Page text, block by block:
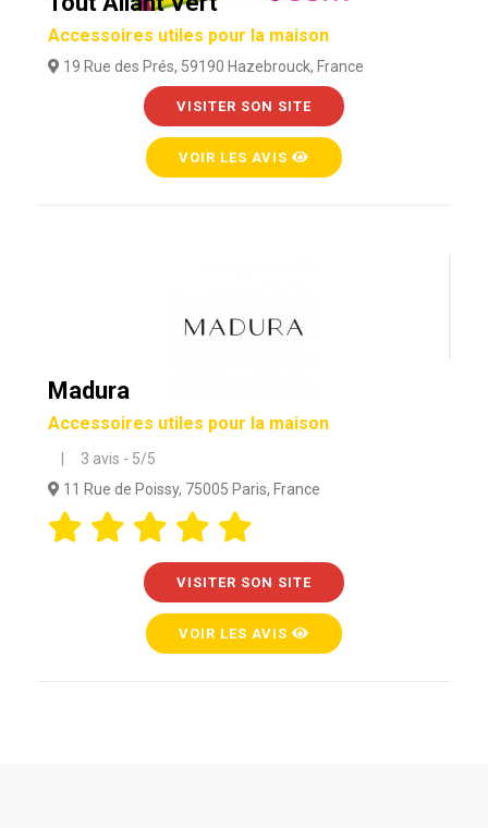
Accessoires utiles pour la maison
19 Rue des Prés, 59190 Hazebrouck, France
VISITER SON SITE
VOIR LES AVIS
Madura
Accessoires utiles pour la maison
| 3 avis - 5/5
11 Rue de Poissy, 75005 Paris, France
VISITER SON SITE
VOIR LES AVIS